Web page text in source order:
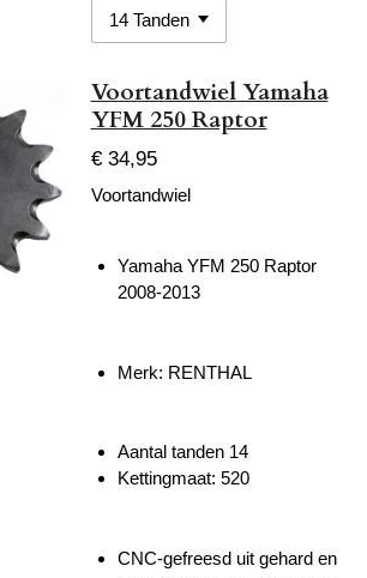
Voortandwiel Yamaha
YFM 250 Raptor
€ 34,95
Voortandwiel
Yamaha YFM 250 Raptor
2008-2013
Merk: RENTHAL
Aantal tanden 14
Kettingmaat: 520
CNC-gefreesd uit gehard en